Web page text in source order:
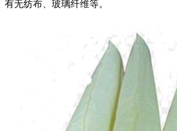
有无纺布、玻璃纤维等。